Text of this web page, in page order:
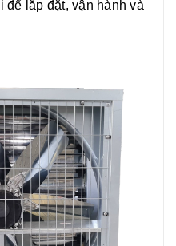
lắp đặt, vận hành và